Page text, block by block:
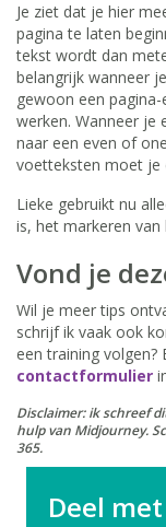
Je ziet dat je hier
pagina te laten
tekst wordt dan
belangrijk wanneer
gewoon een
werken. Wanneer je
naar een even of
voetteksten moet je
Lieke gebruikt nu
is, het markeren van
Vond je
Wil je meer tips
schrijf ik vaak ook
een training volgen?
contactformulier
Disclaimer: ik schreef
hulp van Midjourney.
365.
Deel